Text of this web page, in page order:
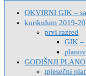
OKVIRNI GIK –
kurikulum 2019-20
prvi razred
GIK –
GODIŠNJI
mjesečni